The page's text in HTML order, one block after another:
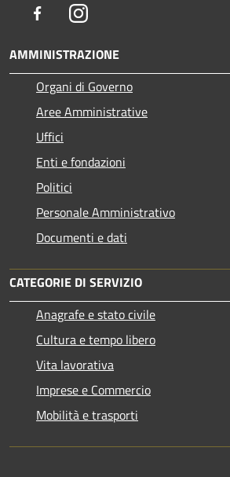
FacebookInstagram
AMMINISTRAZIONE
Organi di Governo
Aree Amministrative
Uffici
Enti e fondazioni
Politici
Personale Amministrativo
Documenti e dati
CATEGORIE DI SERVIZIO
Anagrafe e stato civile
Cultura e tempo libero
Vita lavorativa
Imprese e Commercio
Mobilità e trasporti